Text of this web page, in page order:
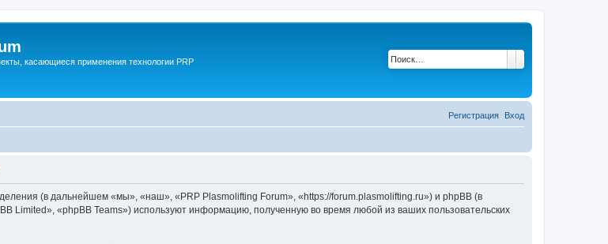
касающиеся применения технологии PRP
Вход
Регистрация
(в дальнейшем «мы», «наш», «PRP Plasmolifting Forum», «https://forum.plasmolifting.ru») и phpBB (в
Limited», «phpBB Teams») используют информацию, полученную во время любой из ваших пользовательских